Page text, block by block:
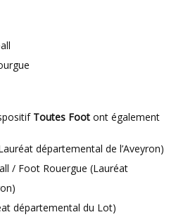
Toutes Foot ont également
départemental de l’Aveyron)
/ Foot Rouergue (Lauréat
départemental du Lot)